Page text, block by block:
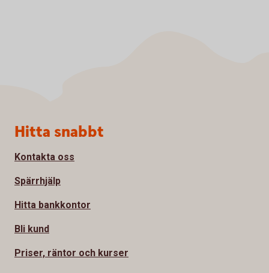
Sidfot
Hitta snabbt
Kontakta oss
Spärrhjälp
Hitta bankkontor
Bli kund
Priser, räntor och kurser